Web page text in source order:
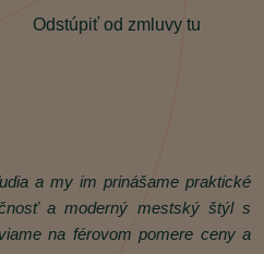
Odstúpiť od zmluvy tu
a my im prinášame praktické
a moderný mestský štýl s
na férovom pomere ceny a